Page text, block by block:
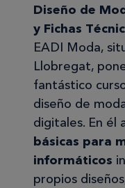
Diseño de
y Fichas
EADI Moda,
Llobregat,
fantástico
diseño de
digitales. En él
básicas para
informáticos
propios